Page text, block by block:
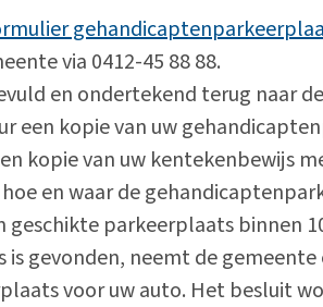
via 0412-45 88 88.
en ondertekend terug naar
een kopie van uw
kopie van uw kentekenbewijs
en waar de
geschikte parkeerplaats binnen
is gevonden, neemt de
voor uw auto. Het besluit